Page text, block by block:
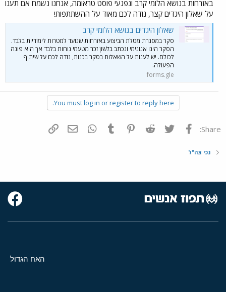
ך
באזרחות בנושא הלומי קרב ונפגעי פוסט טראומה, אנחנו נשמח אם תענו
על שאלון היגדים קצר, נודה לכם מאוד על ההשתתפות!
שאלון היגדים בנושא הלומי קרב
סקר במסגרת מטלת הביצוע באזרחות שנועד למטרות לימודיות בלבד.
הסקר הינו אנונימי ונכתב בלשון זכר מטעמי נוחות בלבד אך הוא פונה
לכולם. יש לענות על השאלות בסקר בכנות, נודה לכם על שיתוף
הפעולה.
forms.gle
You must log in or register to reply here.
Share: פייסבוק Twitter
Reddit
Pinterest
Tumblr
WhatsAppדואר אלקטרוני
נכי צה"ל
האח הגדול